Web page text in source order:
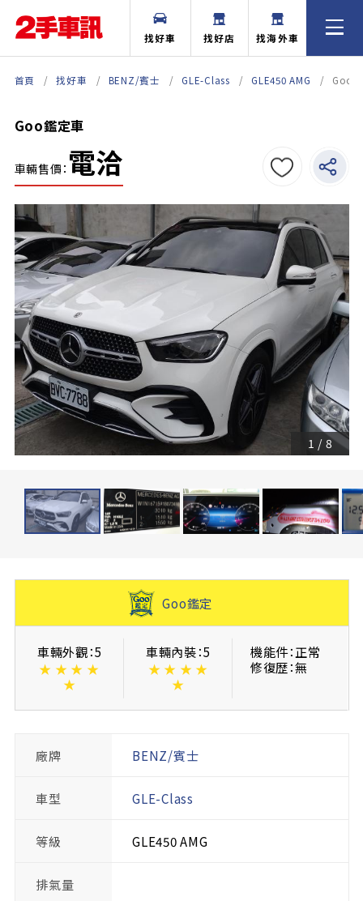
找好車 找好店 找海外車
首頁 找好車 BENZ/賓士 GLE-Class GLE450 AMG Goo
Goo鑑定車
車輛售價： 電洽
1 / 8
Goo鑑定
車輛外觀：5
★ ★ ★ ★
★
車輛內裝：5
★ ★ ★ ★
★
機能件：正常
修復歴：無
廠牌 BENZ/賓士
車型 GLE-Class
等級 GLE450 AMG
排氣量